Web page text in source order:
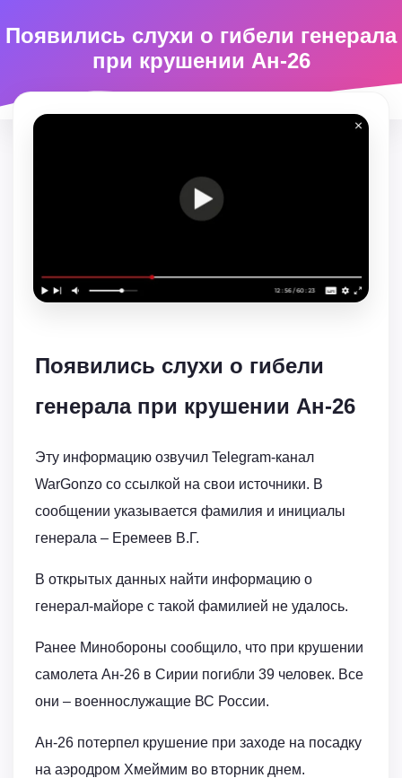
Появились слухи о гибели генерала
при крушении Ан-26
Появились слухи о гибели
генерала при крушении Ан-26
Эту информацию озвучил Telegram-канал
WarGonzo со ссылкой на свои источники. В
сообщении указывается фамилия и инициалы
генерала – Еремеев В.Г.
В открытых данных найти информацию о
генерал-майоре с такой фамилией не удалось.
Ранее Минобороны сообщило, что при крушении
самолета Ан-26 в Сирии погибли 39 человек. Все
они – военнослужащие ВС России.
Ан-26 потерпел крушение при заходе на посадку
на аэродром Хмеймим во вторник днем.